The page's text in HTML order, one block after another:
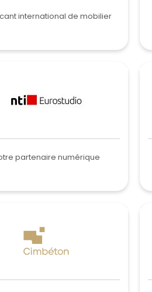
international de mobilier
partenaire numérique